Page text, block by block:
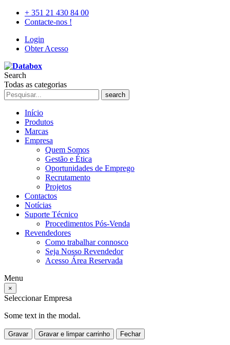
+ 351 21 430 84 00
Contacte-nos !
Login
Obter Acesso
Search
Todas as categorias
search
Início
Produtos
Marcas
Empresa
Quem Somos
Gestão e Ética
Oportunidades de Emprego
Recrutamento
Projetos
Contactos
Notícias
Suporte Técnico
Procedimentos Pós-Venda
Revendedores
Como trabalhar connosco
Seja Nosso Revendedor
Acesso Área Reservada
Menu
×
Seleccionar Empresa
Some text in the modal.
Gravar Gravar e limpar carrinho Fechar